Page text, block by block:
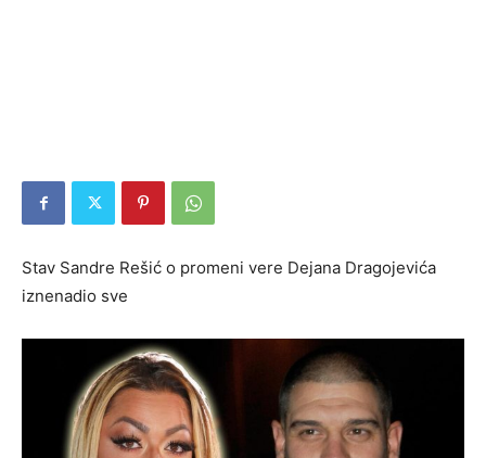
Stav Sandre Rešić o promeni vere Dejana Dragojevića
iznenadio sve